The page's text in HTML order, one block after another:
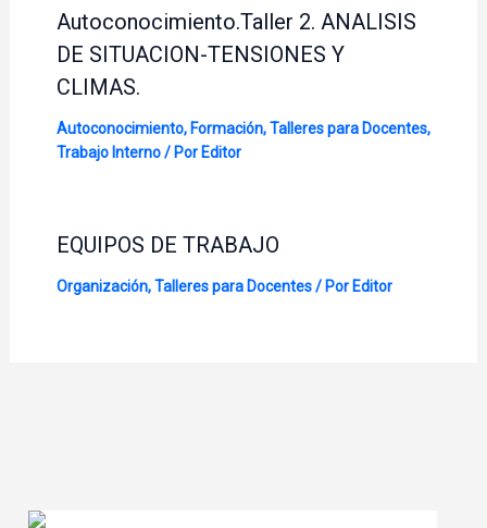
Autoconocimiento.Taller 2. ANALISIS
DE SITUACION-TENSIONES Y
CLIMAS.
Autoconocimiento, Formación,Talleres para Docentes,
Trabajo Interno/ Por Editor
EQUIPOS DE TRABAJO
Organización,Talleres para Docentes/ Por Editor